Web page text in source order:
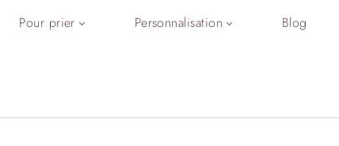
Pour prier Personnalisation Blog